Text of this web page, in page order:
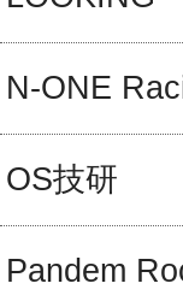
N-ONE
OS技研
Pandem